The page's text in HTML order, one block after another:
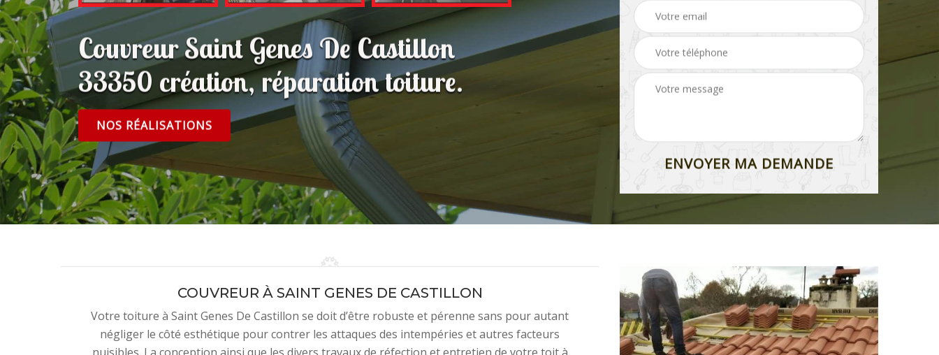
Couvreur Saint Genes De Castillon
33350 création, réparation toiture.
NOS RÉALISATIONS
COUVREUR À SAINT GENES DE CASTILLON
Votre toiture à Saint Genes De Castillon se doit d’être robuste et pérenne sans pour autant
négliger le côté esthétique pour contrer les attaques des intempéries et autres facteurs